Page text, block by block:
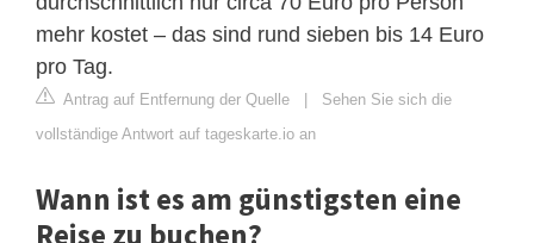
mehr kostet – das sind rund sieben bis 14 Euro
pro Tag.
Antrag auf Entfernung der Quelle | Sehen Sie sich die
vollständige Antwort auf tageskarte.io an
Wann ist es am günstigsten eine
Reise zu buchen?